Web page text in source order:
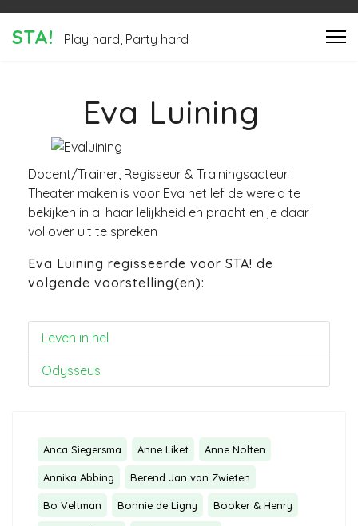
STA! Play hard, Party hard
Eva Luining
Docent/Trainer, Regisseur & Trainingsacteur.
Theater maken is voor Eva het lef de wereld te
bekijken in al haar lelijkheid en pracht en je daar
vol over uit te spreken
Eva Luining regisseerde voor STA! de
volgende voorstelling(en):
Leven in hel
Odysseus
Anca Siegersma Anne Liket Anne Nolten
Annika Abbing Berend Jan van Zwieten
Bo Veltman Bonnie de Ligny Booker & Henry